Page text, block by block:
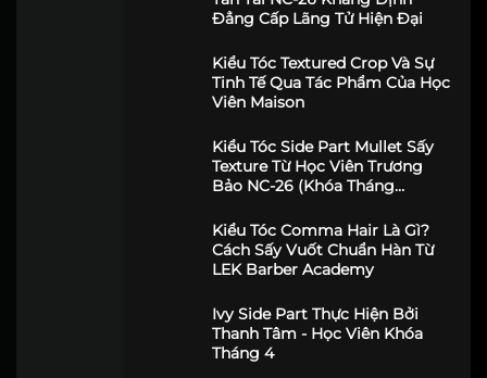
Kiểu Tóc Side Part Texture By
Đẳng Cấp Lãng Tử Hiện Đại
Kiểu Tóc Textured Crop Và Sự
Tinh Tế Qua Tác Phẩm Của Học
Viên Maison
Texture Từ Học Viên Trương
Bảo NC-26 (Khóa Tháng
6/2026)